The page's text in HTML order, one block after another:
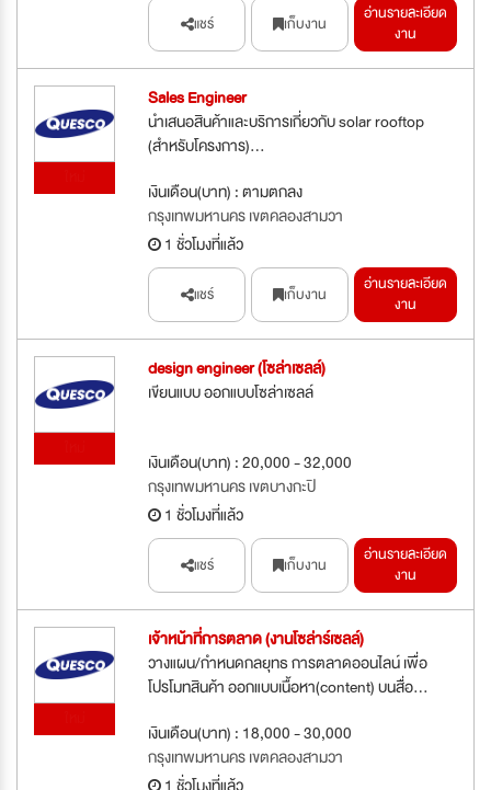
แชร์ เก็บงาน
อ่านรายละเอียด
งาน
Sales Engineer
นำเสนอสินค้าและบริการเกี่ยวกับ solar rooftop
(สำหรับโครงการ)...
เงินเดือน(บาท) : ตามตกลง
กรุงเทพมหานคร เขตคลองสามวา
1 ชั่วโมงที่แล้ว
แชร์ เก็บงาน
อ่านรายละเอียด
งาน
design engineer (โซล่าเซลล์)
เขียนแบบ ออกแบบโซล่าเซลล์
เงินเดือน(บาท) : 20,000 - 32,000
กรุงเทพมหานคร เขตบางกะปิ
1 ชั่วโมงที่แล้ว
แชร์ เก็บงาน
อ่านรายละเอียด
งาน
เจ้าหน้าที่การตลาด (งานโซล่าร์เซลล์)
วางแผน/กำหนดกลยุทธ การตลาดออนไลน์ เพื่อ
โปรโมทสินค้า ออกแบบเนื้อหา(content) บนสื่อ...
เงินเดือน(บาท) : 18,000 - 30,000
กรุงเทพมหานคร เขตคลองสามวา